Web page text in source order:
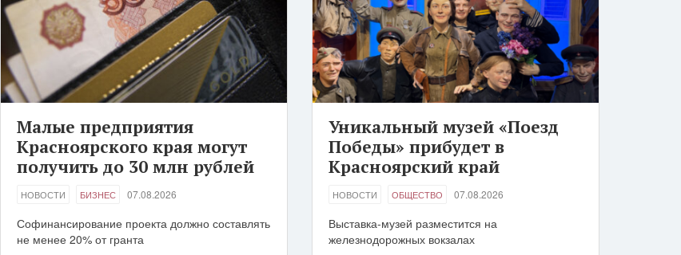
Малые предприятия
Красноярского края могут
получить до 30 млн рублей
НОВОСТИ БИЗНЕС 07.08.2026
Софинансирование проекта должно составлять
не менее 20% от гранта
Уникальный музей «Поезд
Победы» прибудет в
Красноярский край
НОВОСТИ ОБЩЕСТВО 07.08.2026
Выставка-музей разместится на
железнодорожных вокзалах